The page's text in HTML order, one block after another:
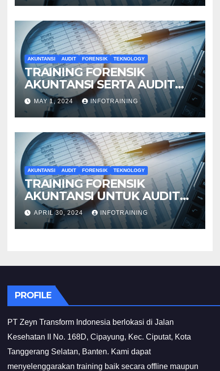
AKUNTANSI AUDIT FORENSIK TEKNOLOGY
TRAINING FORENSIK
AKUNTANSI SERTA AUDIT
PENYELIDIKAN
MAY 1, 2024 INFOTRAINING
AKUNTANSI AUDIT FORENSIK TEKNOLOGY
TRAINING FORENSIK
AKUNTANSI UNTUK AUDIT
INVESTIGATIF
APRIL 30, 2024 INFOTRAINING
PROFILE
PT Zeyn Transform Indonesia berlokasi di Jalan
Kesehatan II No. 168D, Cipayung, Kec. Ciputat, Kota
Tanggerang Selatan, Banten. Kami dapat
menyelenggarakan training baik secara offline maupun